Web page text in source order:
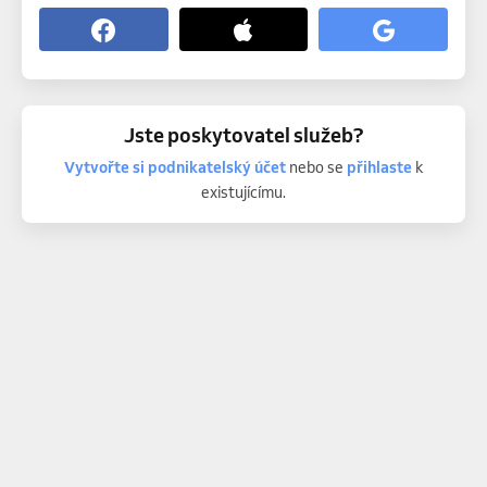
Jste poskytovatel služeb?
Vytvořte si podnikatelský účetnebo se přihlastek
existujícímu.